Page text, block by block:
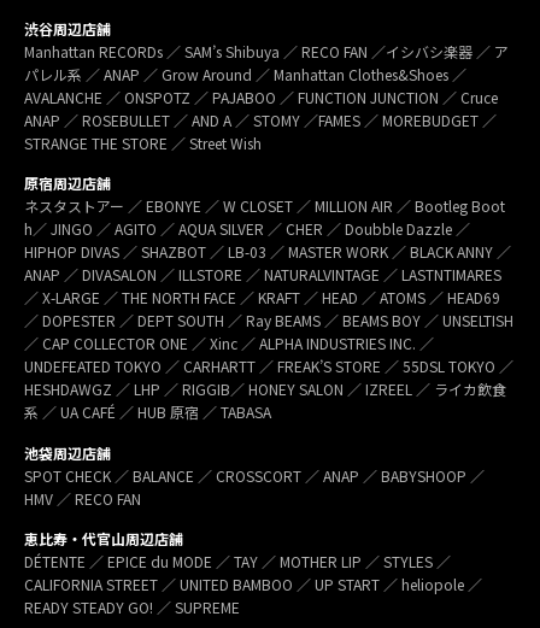
渋谷周辺店舗
Manhattan RECORDs ／ SAM’s Shibuya ／ RECO FAN ／イシバシ楽器 ／ ア
パレル系 ／ ANAP ／ Grow Around ／ Manhattan Clothes&Shoes ／
AVALANCHE ／ ONSPOTZ ／ PAJABOO ／ FUNCTION JUNCTION ／ Cruce
ANAP ／ ROSEBULLET ／ AND A ／ STOMY ／FAMES ／ MOREBUDGET ／
STRANGE THE STORE ／ Street Wish
原宿周辺店舗
ネスタストアー ／ EBONYE ／ W CLOSET ／ MILLION AIR ／ Bootleg Boot
h／ JINGO ／ AGITO ／ AQUA SILVER ／ CHER ／ Doubble Dazzle ／
HIPHOP DIVAS ／ SHAZBOT ／ LB-03 ／ MASTER WORK ／ BLACK ANNY ／
ANAP ／ DIVASALON ／ ILLSTORE ／ NATURALVINTAGE ／ LASTNTIMARES
／ X-LARGE ／ THE NORTH FACE ／ KRAFT ／ HEAD ／ ATOMS ／ HEAD69
／ DOPESTER ／ DEPT SOUTH ／ Ray BEAMS ／ BEAMS BOY ／ UNSELTISH
／ CAP COLLECTOR ONE ／ Xinc ／ ALPHA INDUSTRIES INC. ／
UNDEFEATED TOKYO ／ CARHARTT ／ FREAK’S STORE ／ 55DSL TOKYO ／
HESHDAWGZ ／ LHP ／ RIGGIB／ HONEY SALON ／ IZREEL ／ ライカ飲食
系 ／ UA CAFÉ ／ HUB 原宿 ／ TABASA
池袋周辺店舗
SPOT CHECK ／ BALANCE ／ CROSSCORT ／ ANAP ／ BABYSHOOP ／
HMV ／ RECO FAN
恵比寿・代官山周辺店舗
DÉTENTE ／ EPICE du MODE ／ TAY ／ MOTHER LIP ／ STYLES ／
CALIFORNIA STREET ／ UNITED BAMBOO ／ UP START ／ heliopole ／
READY STEADY GO! ／ SUPREME